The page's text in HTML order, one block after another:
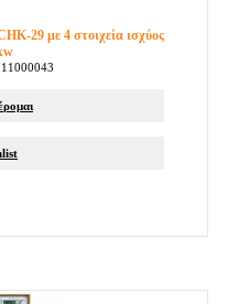
29 με 4 στοιχεία ισχύος